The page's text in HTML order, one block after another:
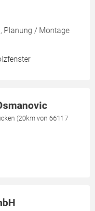
Planung / Montage
(20km von 66117